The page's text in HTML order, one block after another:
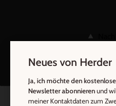
Neues von Herder
Ja, ich möchte den
Newsletter abonnierenund
meiner Kontaktdaten zum